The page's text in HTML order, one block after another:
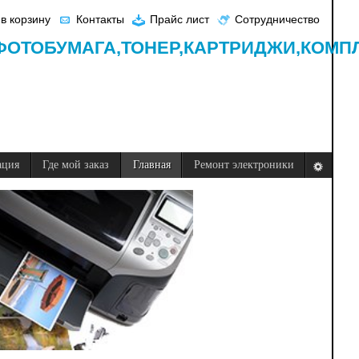
корзину Контакты Прайс лист Сотрудничество
ТОНЕР,КАРТРИДЖИ,
Где мой заказ Главная Ремонт электроники